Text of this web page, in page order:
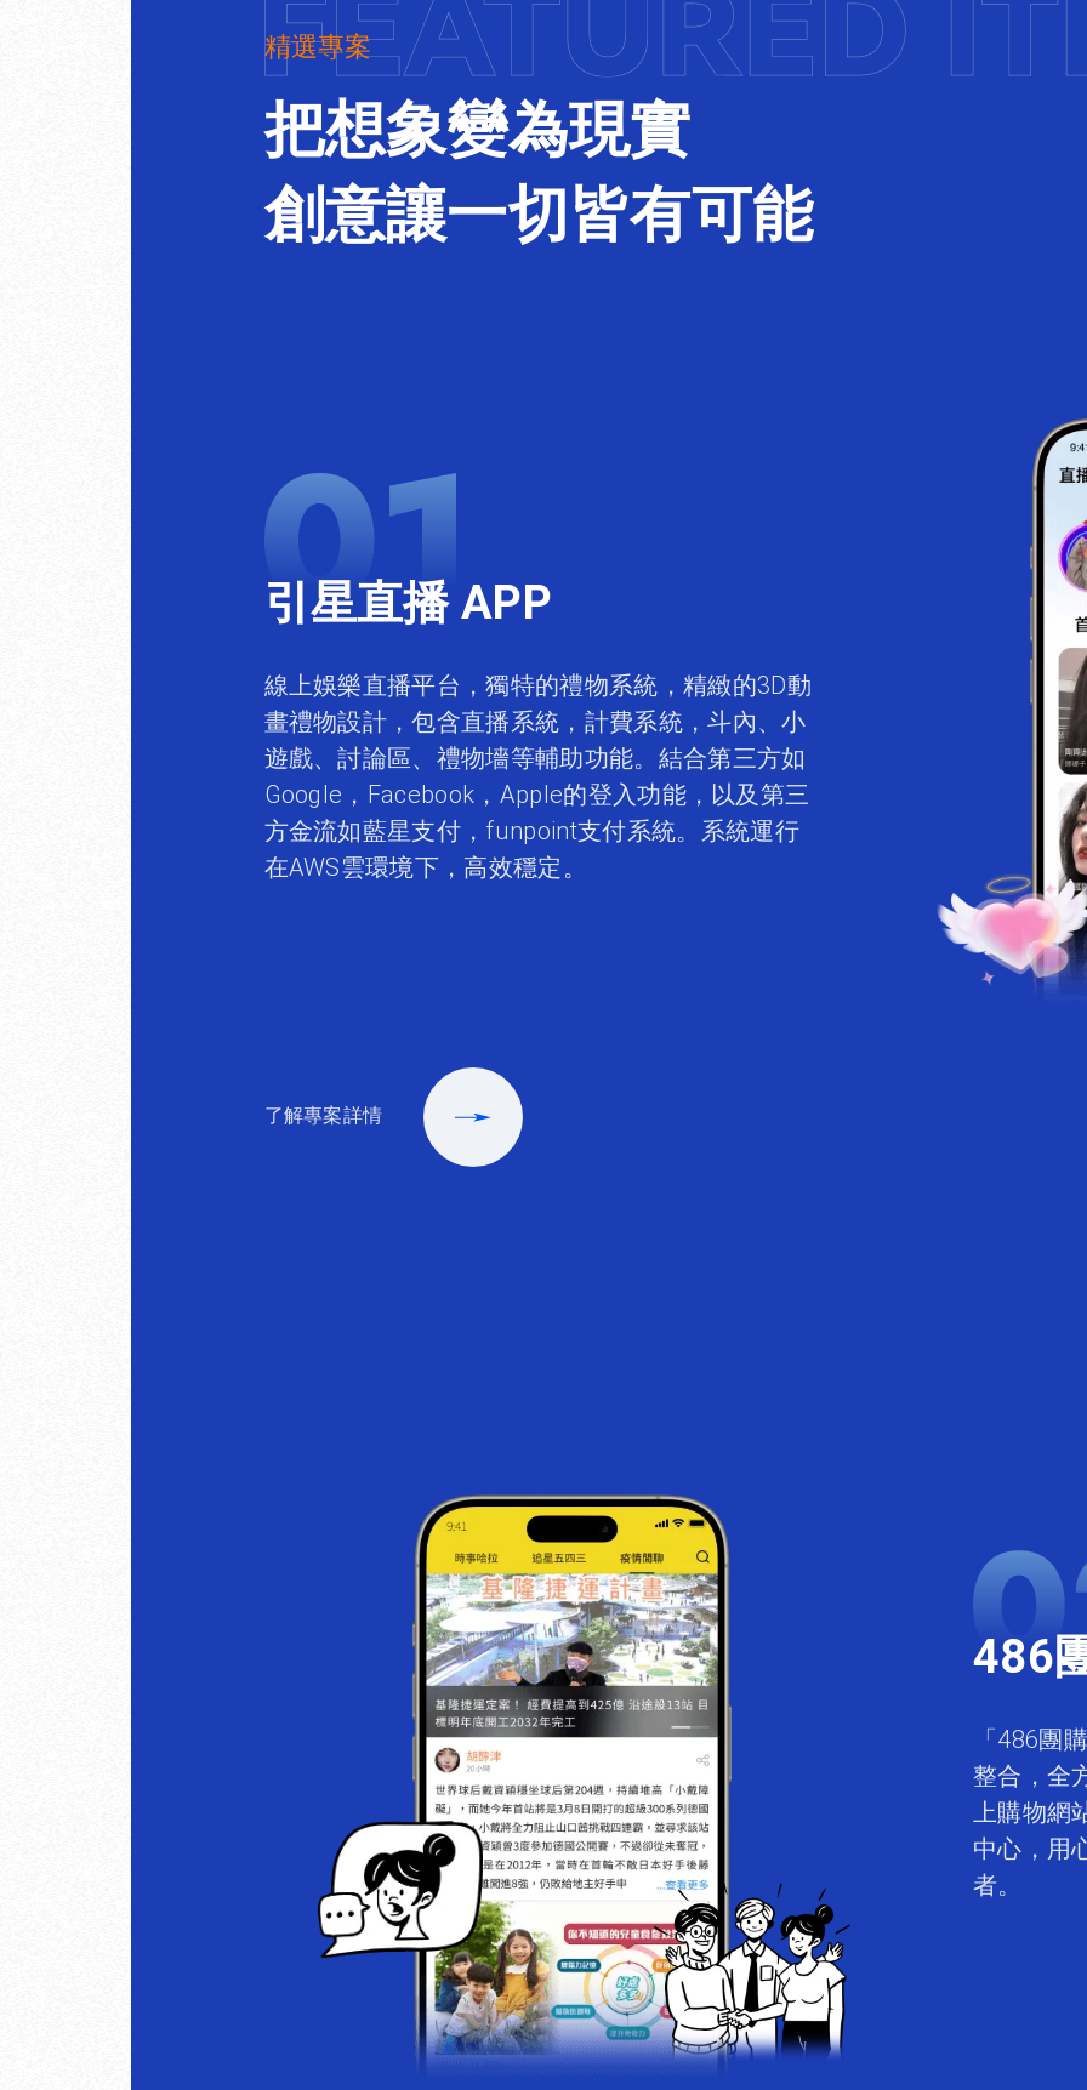
精選專案
把想象變為現實
創意讓一切皆有可能
引星直播 APP
線上娛樂直播平台，獨特的禮物系統，精緻的3D動
畫禮物設計，包含直播系統，計費系統，斗內、小
遊戲、討論區、禮物墻等輔助功能。結合第三方如
Google，Facebook，Apple的登入功能，以及第三
方金流如藍星支付，funpoint支付系統。系統運行
在AWS雲環境下，高效穩定。
了解專案詳情
486
「486團
整合，全
上購物網
中心，用
者。